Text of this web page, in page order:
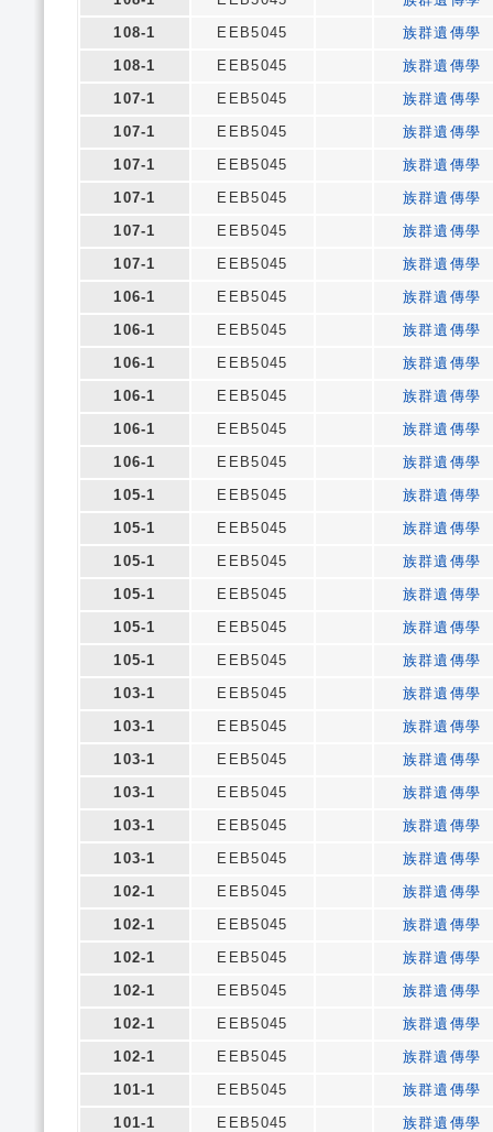
108-1
EEB5045
族群遺傳學
108-1
EEB5045
族群遺傳學
107-1
EEB5045
族群遺傳學
107-1
EEB5045
族群遺傳學
107-1
EEB5045
族群遺傳學
107-1
EEB5045
族群遺傳學
107-1
EEB5045
族群遺傳學
107-1
EEB5045
族群遺傳學
106-1
EEB5045
族群遺傳學
106-1
EEB5045
族群遺傳學
106-1
EEB5045
族群遺傳學
106-1
EEB5045
族群遺傳學
106-1
EEB5045
族群遺傳學
106-1
EEB5045
族群遺傳學
105-1
EEB5045
族群遺傳學
105-1
EEB5045
族群遺傳學
105-1
EEB5045
族群遺傳學
105-1
EEB5045
族群遺傳學
105-1
EEB5045
族群遺傳學
105-1
EEB5045
族群遺傳學
103-1
EEB5045
族群遺傳學
103-1
EEB5045
族群遺傳學
103-1
EEB5045
族群遺傳學
103-1
EEB5045
族群遺傳學
103-1
EEB5045
族群遺傳學
103-1
EEB5045
族群遺傳學
102-1
EEB5045
族群遺傳學
102-1
EEB5045
族群遺傳學
102-1
EEB5045
族群遺傳學
102-1
EEB5045
族群遺傳學
102-1
EEB5045
族群遺傳學
102-1
EEB5045
族群遺傳學
101-1
EEB5045
族群遺傳學
101-1
EEB5045
族群遺傳學